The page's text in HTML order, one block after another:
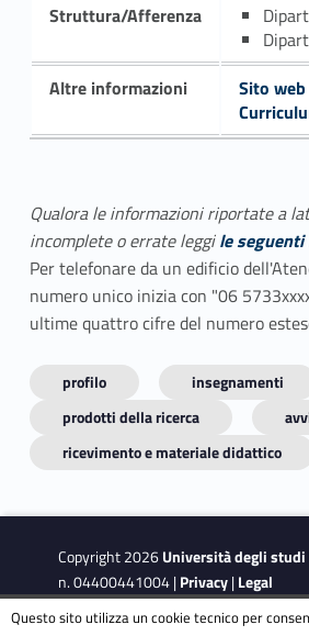
Struttura/Afferenza
Altre informazioni
Sito
Qualora le informazioni riportate a
incomplete o errate leggile
Per telefonare da un edificio
numero unico inizia con "06
ultime quattro cifre del numero
profilo
insegnamenti
prodotti della ricerca
ricevimento e materiale didattico
Copyright 2026Università degli studi
n. 04400441004 |Privacy|Legal
Notes|Accessibility Accessibility
Questo sito utilizza un cookie tecnico per